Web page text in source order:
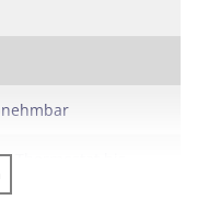
Thermostat bis